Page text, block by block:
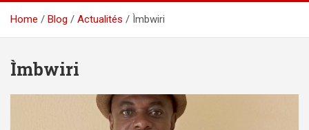
Home Blog Actualités Ìmbwiri
Ìmbwiri